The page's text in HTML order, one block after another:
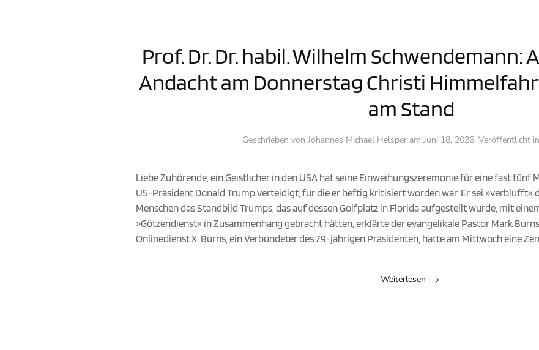
Prof. Dr. Dr. habil. Wilhelm Schwendemann:
Andacht am Donnerstag Christi
am Stand
Geschrieben von Johannes Michael Helsper am Juni 18, 2026. Veröffentlicht in
Liebe Zuhörende, ein Geistlicher in den USA hat seine Einweihungszeremonie für eine fast fünf
US-Präsident Donald Trump verteidigt, für die er heftig kritisiert worden war. Er sei »verblüfft«
Menschen das Standbild Trumps, das auf dessen Golfplatz in Florida aufgestellt wurde, mit
»Götzendienst« in Zusammenhang gebracht hätten, erklärte der evangelikale Pastor Mark
Onlinedienst X. Burns, ein Verbündeter des 79-jährigen Präsidenten, hatte am Mittwoch eine
Weiterlesen